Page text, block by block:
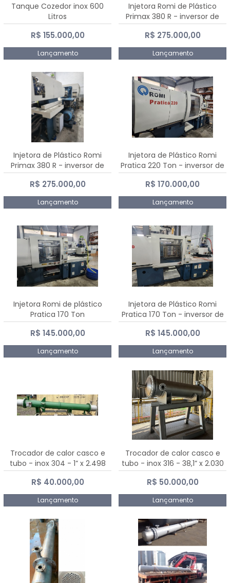
Tanque Cozedor inox 600
Litros
R$ 155.000,00
Lançamento
Injetora Romi de Plástico
Primax 380 R - inversor de
frequência NR 12 - 2008
R$ 275.000,00
Lançamento
Injetora de Plástico Romi
Primax 380 R - inversor de
frequência NR 12
R$ 275.000,00
Lançamento
Injetora de Plástico Romi
Pratica 220 Ton - inversor de
frequência NR 12
R$ 170.000,00
Lançamento
Injetora Romi de plástico
Pratica 170 Ton
R$ 145.000,00
Lançamento
Injetora de Plástico Romi
Pratica 170 Ton - inversor de
frequência NR 12
R$ 145.000,00
Lançamento
Trocador de calor casco e
tubo - inox 304 - 1” x 2.498
mm
R$ 40.000,00
Lançamento
Trocador de calor casco e
tubo - inox 316 - 38,1” x 2.030
mm
R$ 50.000,00
Lançamento